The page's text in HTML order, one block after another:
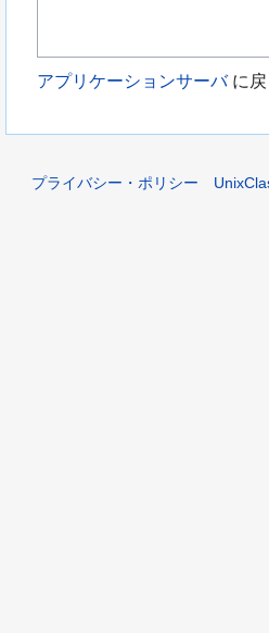
アプリケーションサーバに戻
プライバシー・ポリシー